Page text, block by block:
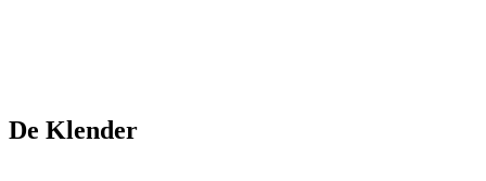
De Klender